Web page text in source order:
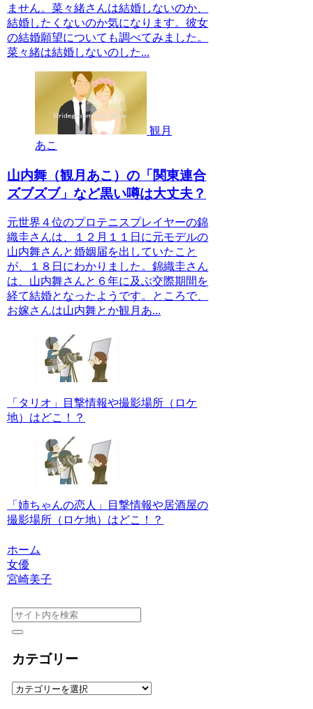
ません。菜々緒さんは結婚しないのか、
結婚したくないのか気になります。彼女
の結婚願望についても調べてみました。
菜々緒は結婚しないのした...
観月
あこ
山内舞（観月あこ）の「関東連合
ズブズブ」など黒い噂は大丈夫？
元世界４位のプロテニスプレイヤーの錦
織圭さんは、１２月１１日に元モデルの
山内舞さんと婚姻届を出していたこと
が、１８日にわかりました。錦織圭さん
は、山内舞さんと６年に及ぶ交際期間を
経て結婚となったようです。ところで、
お嫁さんは山内舞とか観月あ...
「タリオ」目撃情報や撮影場所（ロケ
地）はどこ！？
「姉ちゃんの恋人」目撃情報や居酒屋の
撮影場所（ロケ地）はどこ！？
ホーム
女優
宮崎美子
カテゴリー
カ